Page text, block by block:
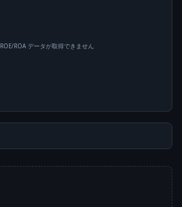
ROE/ROA データが取得できません